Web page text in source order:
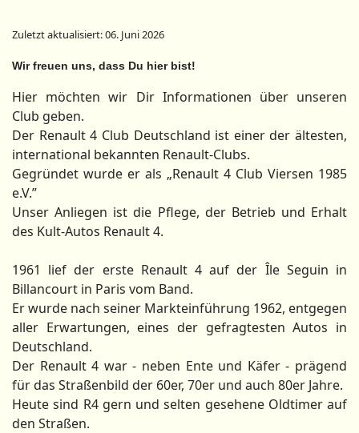
Zuletzt aktualisiert: 06. Juni 2026
Wir freuen uns, dass Du hier bist!
Hier möchten wir Dir Informationen über unseren
Club geben.
Der Renault 4 Club Deutschland ist einer der ältesten,
international bekannten Renault-Clubs.
Gegründet wurde er als „Renault 4 Club Viersen 1985
e.V.”
Unser Anliegen ist die Pflege, der Betrieb und Erhalt
des Kult-Autos Renault 4.
1961 lief der erste Renault 4 auf der Île Seguin in
Billancourt in Paris vom Band.
Er wurde nach seiner Markteinführung 1962, entgegen
aller Erwartungen, eines der gefragtesten Autos in
Deutschland.
Der Renault 4 war - neben Ente und Käfer - prägend
für das Straßenbild der 60er, 70er und auch 80er Jahre.
Heute sind R4 gern und selten gesehene Oldtimer auf
den Straßen.